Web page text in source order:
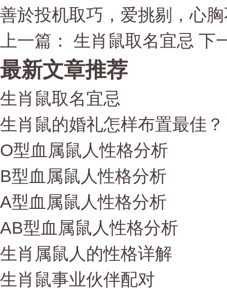
善於投机取巧，爱挑剔，心
上一篇： 生肖鼠取名宜忌 下
最新文章推荐
生肖鼠取名宜忌
生肖鼠的婚礼怎样布置最佳？
O型血属鼠人性格分析
B型血属鼠人性格分析
A型血属鼠人性格分析
AB型血属鼠人性格分析
生肖属鼠人的性格详解
生肖鼠事业伙伴配对